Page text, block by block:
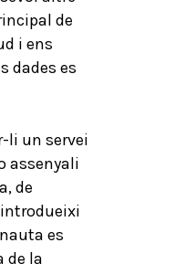
de
i ens
dades es
li un servei
assenyali
de
es
de la